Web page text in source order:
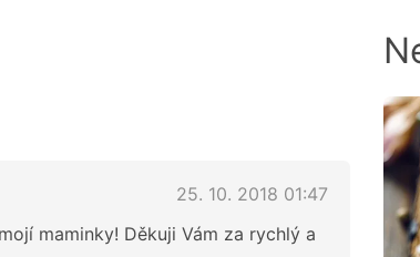
25. 10. 2018 01:47
maminky! Děkuji Vám za rychlý a